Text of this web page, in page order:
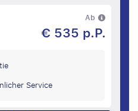
Ab
€ 535 p.P.
Service